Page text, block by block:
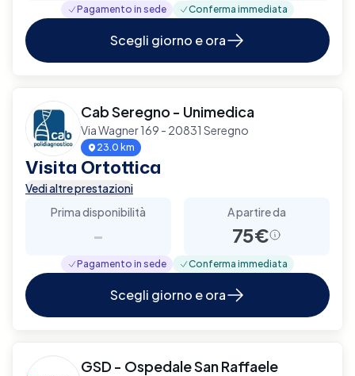
Pagamento in sede Conferma immediata
Scegli giorno e ora
Cab Seregno - Unimedica
Via Wagner 169 - 20831 Seregno
23.0 km
Visita Ortottica
Vedi altre prestazioni
Prima disponibilità
-
A partire da
75€
Pagamento in sede Conferma immediata
Scegli giorno e ora
GSD - Ospedale San Raffaele